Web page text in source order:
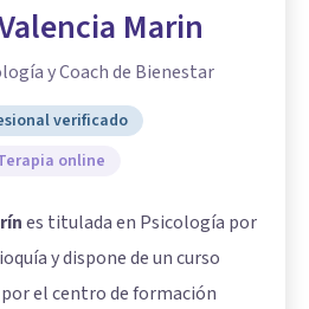
Marin
y Coach de Bienestar
verificado
online
es titulada en Psicología por
y dispone de un curso
el centro de formación